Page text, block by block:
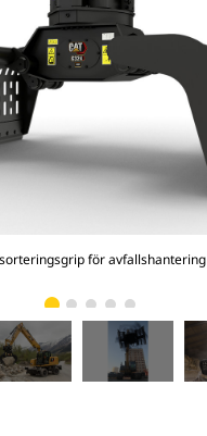
för avfallshantering